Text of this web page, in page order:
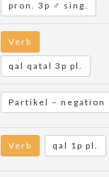
pron. 3p ♂ sing.
Verb
qal qatal 3p pl.
Partikel – negation
Verb qal 1p pl.